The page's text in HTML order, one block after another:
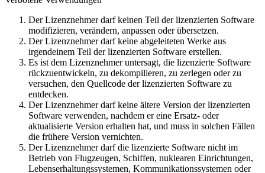
Der Lizenznehmer darf keinen Teil der lizenzierten Software
modifizieren, verändern, anpassen oder übersetzen.
Der Lizenznehmer darf keine abgeleiteten Werke aus
irgendeinem Teil der lizenzierten Software erstellen.
Es ist dem Lizenznehmer untersagt, die lizenzierte Software
rückzuentwickeln, zu dekompilieren, zu zerlegen oder zu
versuchen, den Quellcode der lizenzierten Software zu
entdecken.
Der Lizenznehmer darf keine ältere Version der lizenzierten
Software verwenden, nachdem er eine Ersatz- oder
aktualisierte Version erhalten hat, und muss in solchen Fällen
die frühere Version vernichten.
Der Lizenznehmer darf die lizenzierte Software nicht im
Betrieb von Flugzeugen, Schiffen, nuklearen Einrichtungen,
Lebenserhaltungssystemen, Kommunikationssystemen oder